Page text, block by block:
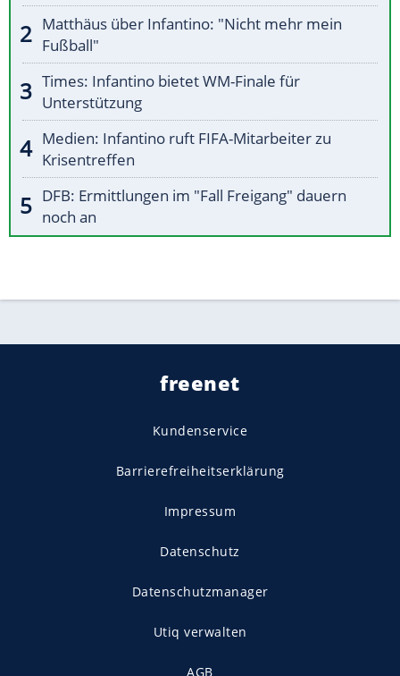
Matthäus über Infantino: "Nicht mehr mein
Fußball"
Times: Infantino bietet WM-Finale für
Unterstützung
Medien: Infantino ruft FIFA-Mitarbeiter zu
Krisentreffen
DFB: Ermittlungen im "Fall Freigang" dauern
noch an
freenet
Kundenservice
Barrierefreiheitserklärung
Impressum
Datenschutz
Datenschutzmanager
Utiq verwalten
AGB